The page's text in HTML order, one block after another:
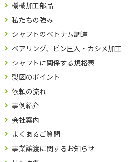
機械加工部品
私たちの強み
シャフトのベトナム調達
ベアリング、ピン圧入・カシメ加工
シャフトに関係する規格表
製図のポイント
依頼の流れ
事例紹介
会社案内
よくあるご質問
事業譲渡に関するお知らせ